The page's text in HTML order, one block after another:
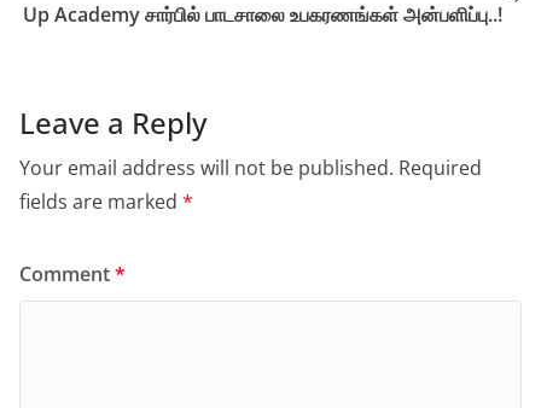
Up Academy சார்பில் பாடசாலை உபகரணங்கள் அன்பளிப்பு..!
Leave a Reply
Your email address will not be published. Required
fields are marked *
Comment*